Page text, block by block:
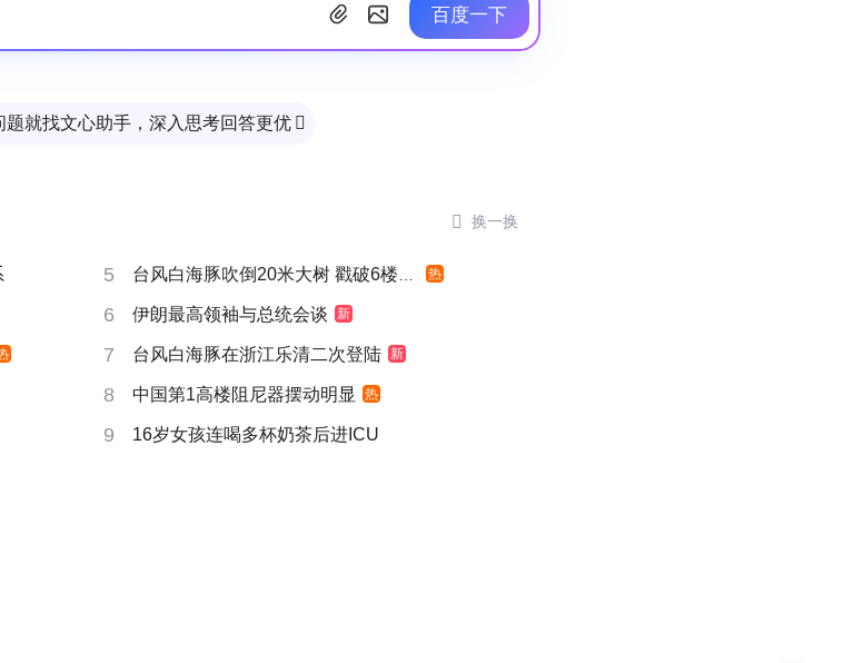
百度一下
题就找文心助手，深入思考回答更优 
 换一换
5 台风白海豚吹倒20米大树 戳破6楼窗户 热
6 伊朗最高领袖与总统会谈 新
7 台风白海豚在浙江乐清二次登陆 新
8 中国第1高楼阻尼器摆动明显 热
9 16岁女孩连喝多杯奶茶后进ICU